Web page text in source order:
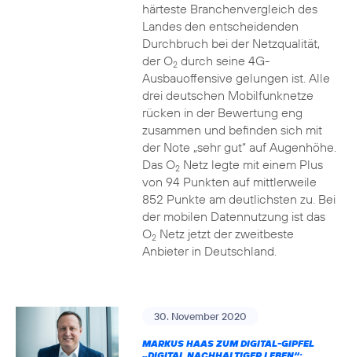
härteste Branchenvergleich des
Landes den entscheidenden
Durchbruch bei der Netzqualität,
der O2durch seine 4G-
Ausbauoffensive gelungen ist. Alle
drei deutschen Mobilfunknetze
rücken in der Bewertung eng
zusammen und befinden sich mit
der Note „sehr gut“ auf Augenhöhe.
Das O2Netz legte mit einem Plus
von 94 Punkten auf mittlerweile
852 Punkte am deutlichsten zu. Bei
der mobilen Datennutzung ist das
O2Netz jetzt der zweitbeste
Anbieter in Deutschland.
30. November 2020
MARKUS HAAS ZUM DIGITAL-GIPFEL